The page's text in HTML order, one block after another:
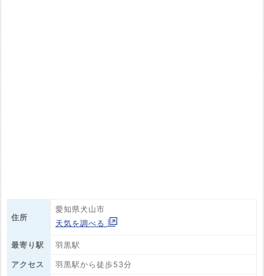
住所
愛知県犬山市
天気を調べる
最寄り駅 羽黒駅
アクセス 羽黒駅から徒歩53分